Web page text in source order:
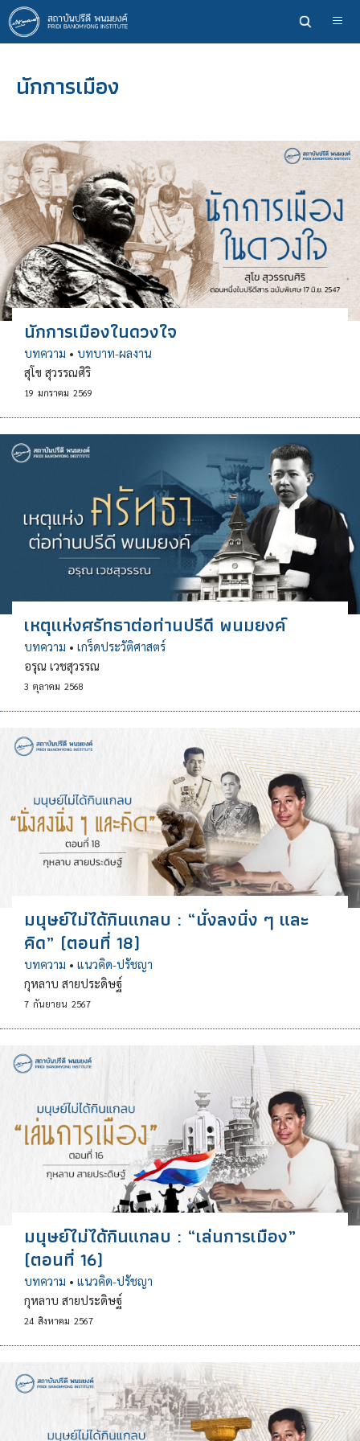
ข้าม
ไป
ยัง
หลักนักการเมือง
นักการเมืองในดวงใจ
บทความ • บทบาท-ผลงาน
สุโข สุวรรณศิริ
19 มกราคม 2569
เหตุแห่งศรัทธาต่อท่านปรีดี พนมยงค์
บทความ • เกร็ดประวัติศาสตร์
อรุณ เวชสุวรรณ
3 ตุลาคม 2568
มนุษย์ไม่ได้กินแกลบ : “นั่งลงนิ่ง ๆ และ
คิด” (ตอนที่ 18)
บทความ • แนวคิด-ปรัชญา
กุหลาบ สายประดิษฐ์
7 กันยายน 2567
มนุษย์ไม่ได้กินแกลบ : “เล่นการเมือง”
(ตอนที่ 16)
บทความ • แนวคิด-ปรัชญา
กุหลาบ สายประดิษฐ์
24 สิงหาคม 2567